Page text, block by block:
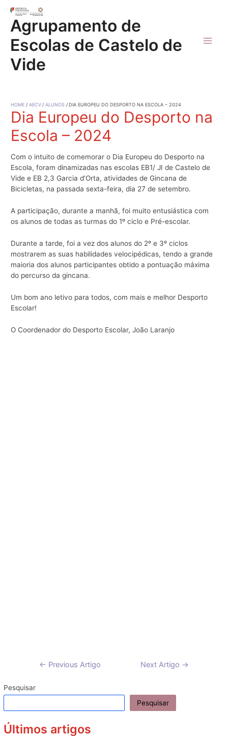
content
Agrupamento de
Escolas de Castelo de
Vide
HOME AECV ALUNOS DIA EUROPEU DO DESPORTO NA ESCOLA – 2024
Dia Europeu do Desporto na
Escola – 2024
Com o intuito de comemorar o Dia Europeu do Desporto na
Escola, foram dinamizadas nas escolas EB1/ JI de Castelo de
Vide e EB 2,3 Garcia d’Orta, atividades de Gincana de
Bicicletas, na passada sexta-feira, dia 27 de setembro.
A participação, durante a manhã, foi muito entusiástica com
os alunos de todas as turmas do 1º ciclo e Pré-escolar.
Durante a tarde, foi a vez dos alunos do 2º e 3º ciclos
mostrarem as suas habilidades velocipédicas, tendo a grande
maioria dos alunos participantes obtido a pontuação máxima
do percurso da gincana.
Um bom ano letivo para todos, com mais e melhor Desporto
Escolar!
O Coordenador do Desporto Escolar, João Laranjo
Navegação
artigos
← Previous Artigo Next Artigo →
Pesquisar
Pesquisar
Últimos artigos